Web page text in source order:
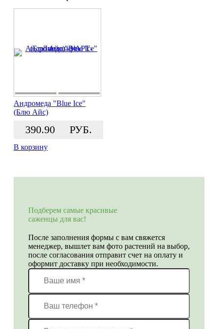
Андромеда "Blue Ice"
(Блю Айс)
390.90 РУБ.
В корзину
Подберем самые красивые
саженцы для вас!
После заполнения формы с вам свяжется
менеджер, вышлет вам фото растений на выбор,
после согласования отправит счет на оплату и
оформит доставку при необходимости.